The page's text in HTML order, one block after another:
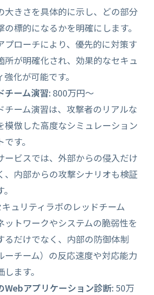
大きさを具体的に示し、どの部分
の標的になるかを明確にします。
プローチにより、優先的に対策す
所が明確化され、効果的なセキュ
強化が可能です。
チーム演習: 800万円～
チーム演習は、攻撃者のリアルな
模倣した高度なシミュレーション
す。
ービスでは、外部からの侵入だけ
、内部からの攻撃シナリオも検証
キュリティラボのレッドチーム
ットワークやシステムの脆弱性を
るだけでなく、内部の防御体制
ーチーム）の反応速度や対応能力
ます。
Webアプリケーション診断: 50万